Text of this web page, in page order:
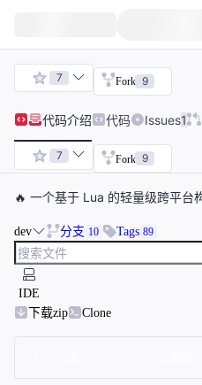
7 Fork 9
代码介绍 代码 Issues1
7 Fork 9
🔥 一个基于 Lua 的轻量级跨平台
dev 分支 10 Tags 89
IDE
下载zip
Clone